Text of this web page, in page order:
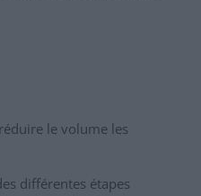
le volume les
différentes étapes